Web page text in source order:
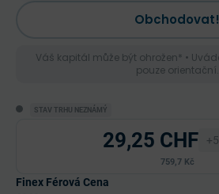
Obchodovat!
Váš kapitál může být ohrožen* •
pouze orientační.
STAV TRHU NEZNÁMÝ
29,25 CHF
759,7 Kč
Finex Férová Cena